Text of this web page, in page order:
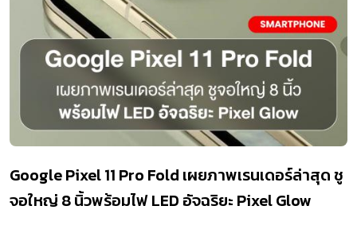
Google Pixel 11 Pro Fold เผยภาพเรนเดอร์ล่าสุด ชู
จอใหญ่ 8 นิ้วพร้อมไฟ LED อัจฉริยะ Pixel Glow